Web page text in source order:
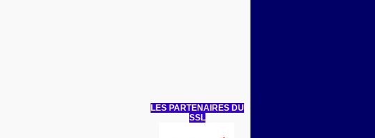
LES PARTENAIRES DU
SSL